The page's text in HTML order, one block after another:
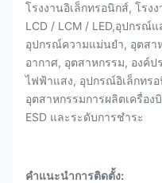
โรงงานอิเล็กทรอนิกส์, โรง
LCD / LCM / LED,อุปกรณ์
อุปกรณ์ความแม่นยํา, อุตสา
อากาศ, อุตสาหกรรม, องค์
ไฟฟ้าแสง, อุปกรณ์อิเล็กทร
อุตสาหกรรมการผลิตเครื่อ
ESD และระดับการชําระ
คําแนะนําการติดตั้ง: